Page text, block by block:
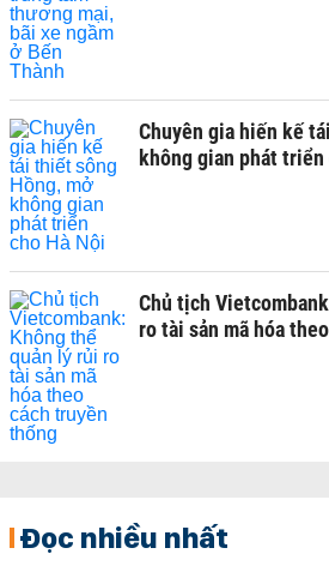
Chuyên gia hiến kế
không gian phát triển
Chủ tịch
ro tài sản mã hóa
Đọc nhiều nhất